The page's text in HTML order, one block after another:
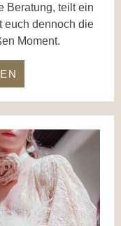
Beratung, teilt ein
euch dennoch die
Moment.